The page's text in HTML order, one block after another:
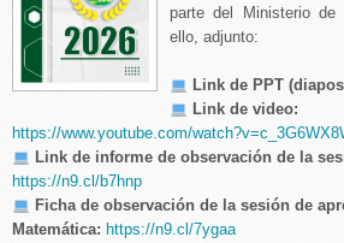
parte del Ministerio
ello, adjunto:
Link de PPT
Link de video:
https://www.youtube.com/
Link de informe de observación de la
https://n9.cl/b7hnp
Ficha de observación de la sesión de
Matemática: https://n9.cl/7ygaa